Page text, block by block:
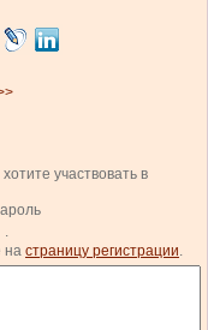
участвовать в
.
на страницу регистрации.